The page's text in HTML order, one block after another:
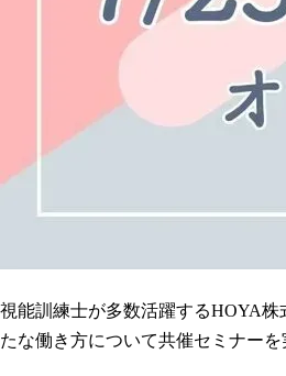
視能訓練士が多数活躍するHOYA
たな働き方について共催セミナーを